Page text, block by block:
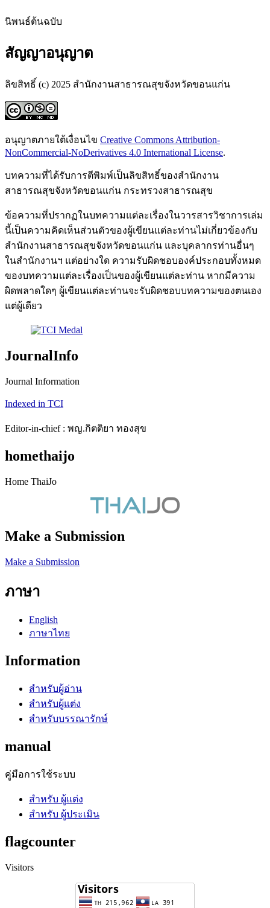
นิพนธ์ต้นฉบับ
สัญญาอนุญาต
ลิขสิทธิ์ (c) 2025 สำนักงานสาธารณสุขจังหวัดขอนแก่น
อนุญาตภายใต้เงื่อนไข Creative Commons Attribution-
NonCommercial-NoDerivatives 4.0 International License.
บทความที่ได้รับการตีพิมพ์เป็นลิขสิทธิ์ของสำนักงาน
สาธารณสุขจังหวัดขอนแก่น กระทรวงสาธารณสุข
ข้อความที่ปรากฏในบทความแต่ละเรื่องในวารสารวิชาการเล่ม
นี้เป็นความคิดเห็นส่วนตัวของผู้เขียนแต่ละท่านไม่เกี่ยวข้องกับ
สำนักงานสาธารณสุขจังหวัดขอนแก่น และบุคลากรท่านอื่นๆ
ในสำนักงานฯ แต่อย่างใด ความรับผิดชอบองค์ประกอบทั้งหมด
ของบทความแต่ละเรื่องเป็นของผู้เขียนแต่ละท่าน หากมีความ
ผิดพลาดใดๆ ผู้เขียนแต่ละท่านจะรับผิดชอบบทความของตนเอง
แต่ผู้เดียว
JournalInfo
Journal Information
Indexed in TCI
Editor-in-chief : พญ.กิตติยา ทองสุข
homethaijo
Home ThaiJo
Make a Submission
Make a Submission
ภาษา
English
ภาษาไทย
Information
สำหรับผู้อ่าน
สำหรับผู้แต่ง
สำหรับบรรณารักษ์
manual
คู่มือการใช้ระบบ
สำหรับ ผู้แต่ง
สำหรับ ผู้ประเมิน
flagcounter
Visitors